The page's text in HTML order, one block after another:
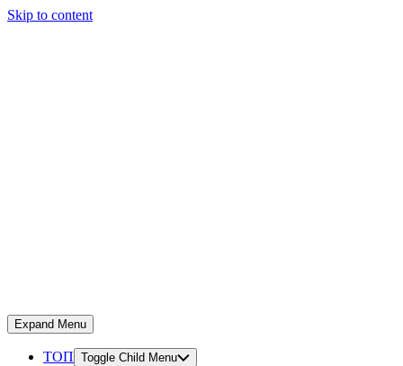
Skip to content
Expand Menu
ТОП Toggle Child Menu